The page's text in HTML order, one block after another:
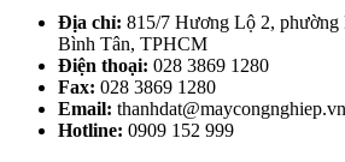
Địa chỉ: 815/7 Hương Lộ 2,
Bình Tân, TPHCM
Điện thoại: 028 3869 1280
Fax: 028 3869 1280
Email: thanhdat@maycongnghiep.vn
Hotline: 0909 152 999